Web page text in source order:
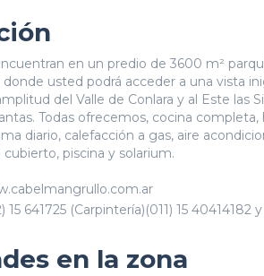
en un predio de 3600 m²
usted podrá acceder a una vista
del Valle de Conlara y al Este las
Todas ofrecemos, cocina
diario, calefacción a gas, aire
piscina y solarium.
15 641725 (Carpintería)(011) 15 40414182
en la zona